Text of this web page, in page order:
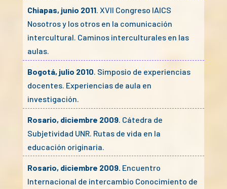
Chiapas, junio 2011. XVII Congreso IAICS
Nosotros y los otros en la comunicación
intercultural. Caminos interculturales en las
aulas.
Bogotá, julio 2010. Simposio de experiencias
docentes. Experiencias de aula en
investigación.
Rosario, diciembre 2009. Cátedra de
Subjetividad UNR. Rutas de vida en la
educación originaria.
Rosario, diciembre 2009. Encuentro
Internacional de intercambio Conocimiento de